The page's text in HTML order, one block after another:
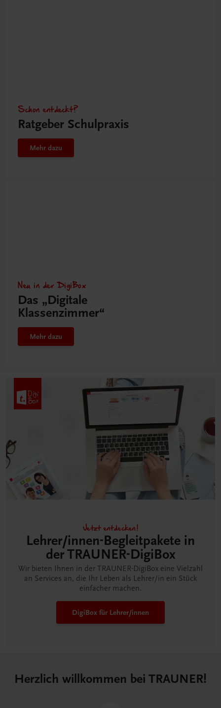
Schon entdeckt?
Ratgeber Schulpraxis
Mehr dazu
Neu in der DigiBox
Das „Digitale
Klassenzimmer“
Mehr dazu
Jetzt entdecken!
Lehrer/innen-Begleitpakete in
der TRAUNER-DigiBox
Wir bieten Ihnen in der TRAUNER-DigiBox eine Vielzahl
an Services an, die Ihr Leben als Lehrer/in ein Stück
einfacher machen.
DigiBox für Lehrer/innen
Herzlich willkommen bei TRAUNER!